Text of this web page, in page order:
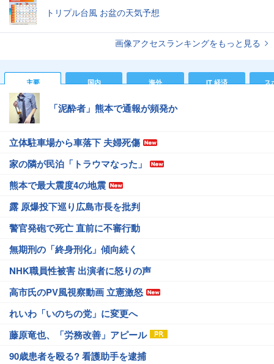
トリプル台風 お盆の天気予想
画像アクセスランキングをもっと見る
主要 国内 海外 IT 経済 ス
「泥酔者」熊本で通報が頻発か
立体駐車場から車落下 夫婦死傷
家の隣が民泊「トラウマなった」
熊本で最大震度4の地震
露 原爆投下巡り広島市長を批判
警官発砲で死亡 直前に不審行動
無期刑の「終身刑化」傾向続く
NHK職員性被害 出演者に怒りの声
高市氏のPV風視察動画 立憲激怒
れいわ「いのちの党」に変更へ
藤原竜也、「労務改善」アピール
90歳患者を殴る? 看護助手を逮捕